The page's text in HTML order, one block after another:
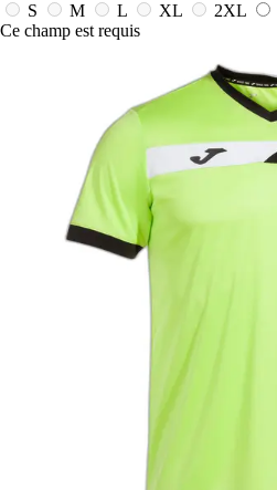
S
M L XL 2XL
Ce champ est requis